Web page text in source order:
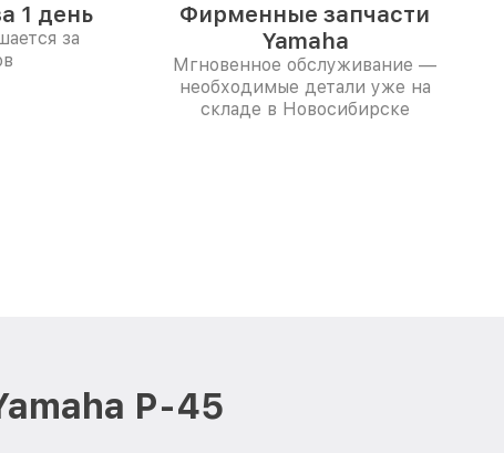
1 день
за
Фирменные запчасти
Yamaha
Мгновенное обслуживание —
необходимые детали уже на
складе в Новосибирске
P-45